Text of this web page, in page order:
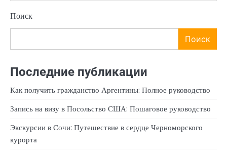
Поиск
Поиск
Последние публикации
Как получить гражданство Аргентины: Полное руководство
Запись на визу в Посольство США: Пошаговое руководство
Экскурсии в Сочи: Путешествие в сердце Черноморского
курорта